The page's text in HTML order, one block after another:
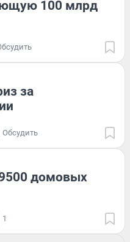
100 млрд
за
Обсудить
домовых
1